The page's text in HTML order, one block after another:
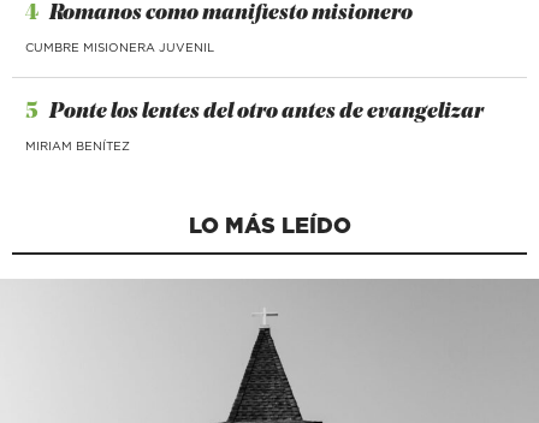
4 Romanos como manifiesto misionero
CUMBRE MISIONERA JUVENIL
5 Ponte los lentes del otro antes de evangelizar
MIRIAM BENÍTEZ
LO MÁS LEÍDO